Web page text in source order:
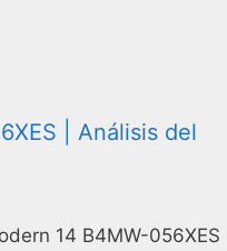
| Análisis del
14 B4MW-056XES